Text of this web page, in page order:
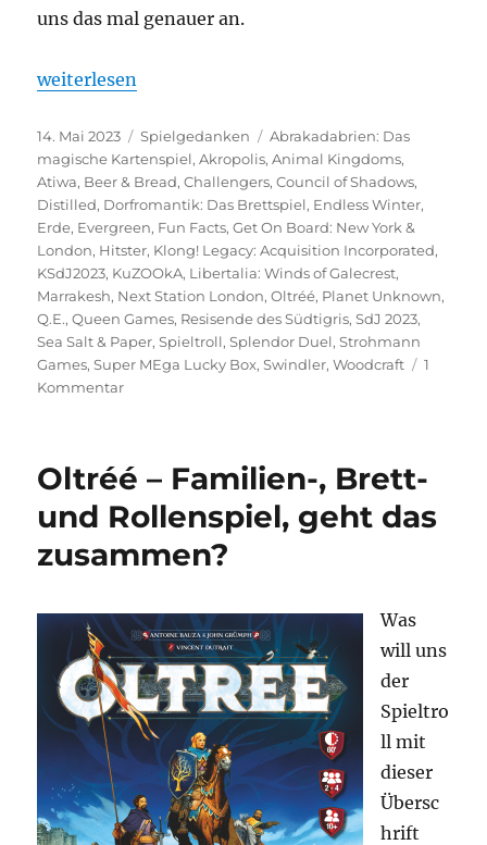
uns das mal genauer an.
„Ein Blick in die Glaskugel“
weiterlesen
Veröffentlicht
am
14. Mai 2023 Kategorien
Spielgedanken Schlagwörter
Abrakadabrien: Das
magische Kartenspiel,Akropolis,Animal Kingdoms,
Atiwa, Beer & Bread,Challengers,Council of Shadows,
Distilled, Dorfromantik: Das Brettspiel, Endless Winter,
Erde, Evergreen, Fun Facts,Get On Board: New York &
London, Hitster, Klong! Legacy: Acquisition Incorporated,
KSdJ2023, KuZOOkA, Libertalia: Winds of Galecrest,
Marrakesh, Next Station London,Oltréé, Planet Unknown,
Q.E.,Queen Games, Resisende des Südtigris,SdJ 2023,
Sea Salt & Paper,Spieltroll,Splendor Duel,Strohmann
Games,Super MEga Lucky Box,Swindler,Woodcraft
1
Kommentarzu
die
Oltréé – Familien-, Brett-
und Rollenspiel, geht das
zusammen?
Was
will uns
der
Spieltro
ll mit
dieser
Übersc
hrift